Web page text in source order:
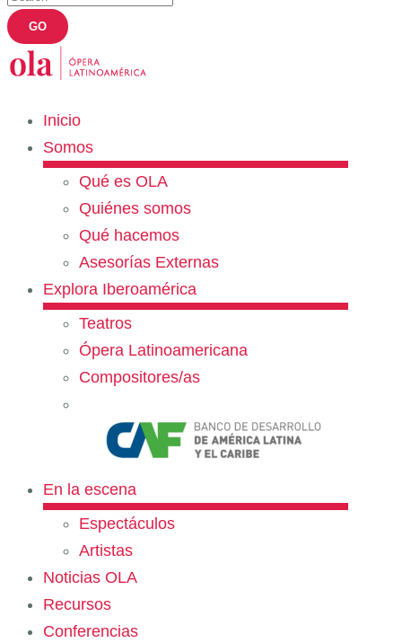
Inicio
Somos
Qué es OLA
Quiénes somos
Qué hacemos
Asesorías Externas
Explora Iberoamérica
Teatros
Ópera Latinoamericana
Compositores/as
En la escena
Espectáculos
Artistas
Noticias OLA
Recursos
Conferencias